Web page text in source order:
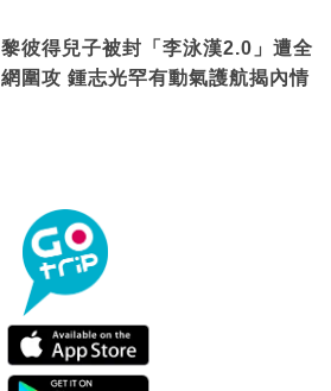
黎彼得兒子被封「李泳漢2.0」遭全
網圍攻 鍾志光罕有動氣護航揭內情